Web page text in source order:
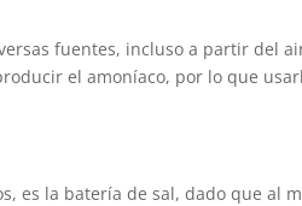
fuentes, incluso a partir del
el amoníaco, por lo que
es la batería de sal, dado que al